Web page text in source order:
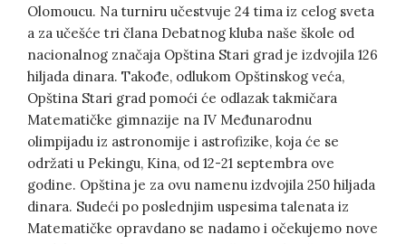
Olomoucu. Na turniru učestvuje 24 tima iz celog sveta
a za učešće tri člana Debatnog kluba naše škole od
nacionalnog značaja Opština Stari grad je izdvojila 126
hiljada dinara. Takođe, odlukom Opštinskog veća,
Opština Stari grad pomoći će odlazak takmičara
Matematičke gimnazije na IV Međunarodnu
olimpijadu iz astronomije i astrofizike, koja će se
održati u Pekingu, Kina, od 12-21 septembra ove
godine. Opština je za ovu namenu izdvojila 250 hiljada
dinara. Sudeći po poslednjim uspesima talenata iz
Matematičke opravdano se nadamo i očekujemo nove